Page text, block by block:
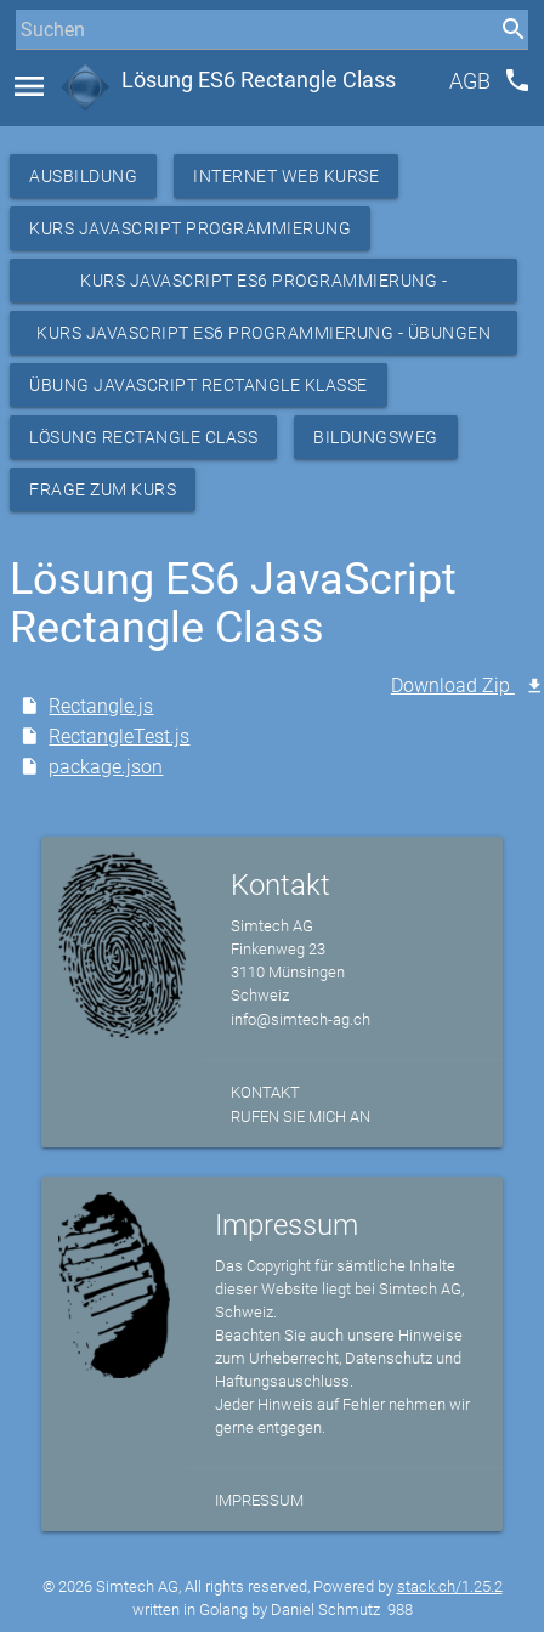
menu Lösung ES6 Rectangle Class AGB phone
AUSBILDUNG INTERNET WEB KURSE
KURS JAVASCRIPT PROGRAMMIERUNG
KURS JAVASCRIPT ES6 PROGRAMMIERUNG -
RESSOURCEN
KURS JAVASCRIPT ES6 PROGRAMMIERUNG - ÜBUNGEN
OO
ÜBUNG JAVASCRIPT RECTANGLE KLASSE
LÖSUNG RECTANGLE CLASS BILDUNGSWEG
FRAGE ZUM KURS
Lösung ES6 JavaScript
Rectangle Class
Rectangle.js
RectangleTest.js
package.json
Download Zip
Kontakt
Simtech AG
Finkenweg 23
3110 Münsingen
Schweiz
info@simtech-ag.ch
KONTAKT
RUFEN SIE MICH AN
Impressum
Das Copyright für sämtliche Inhalte
dieser Website liegt bei Simtech AG,
Schweiz.
Beachten Sie auch unsere Hinweise
zum Urheberrecht, Datenschutz und
Haftungsauschluss.
Jeder Hinweis auf Fehler nehmen wir
gerne entgegen.
IMPRESSUM
© 2026 Simtech AG, All rights reserved, Powered by stack.ch/1.25.2
written in Golang by Daniel Schmutz 988